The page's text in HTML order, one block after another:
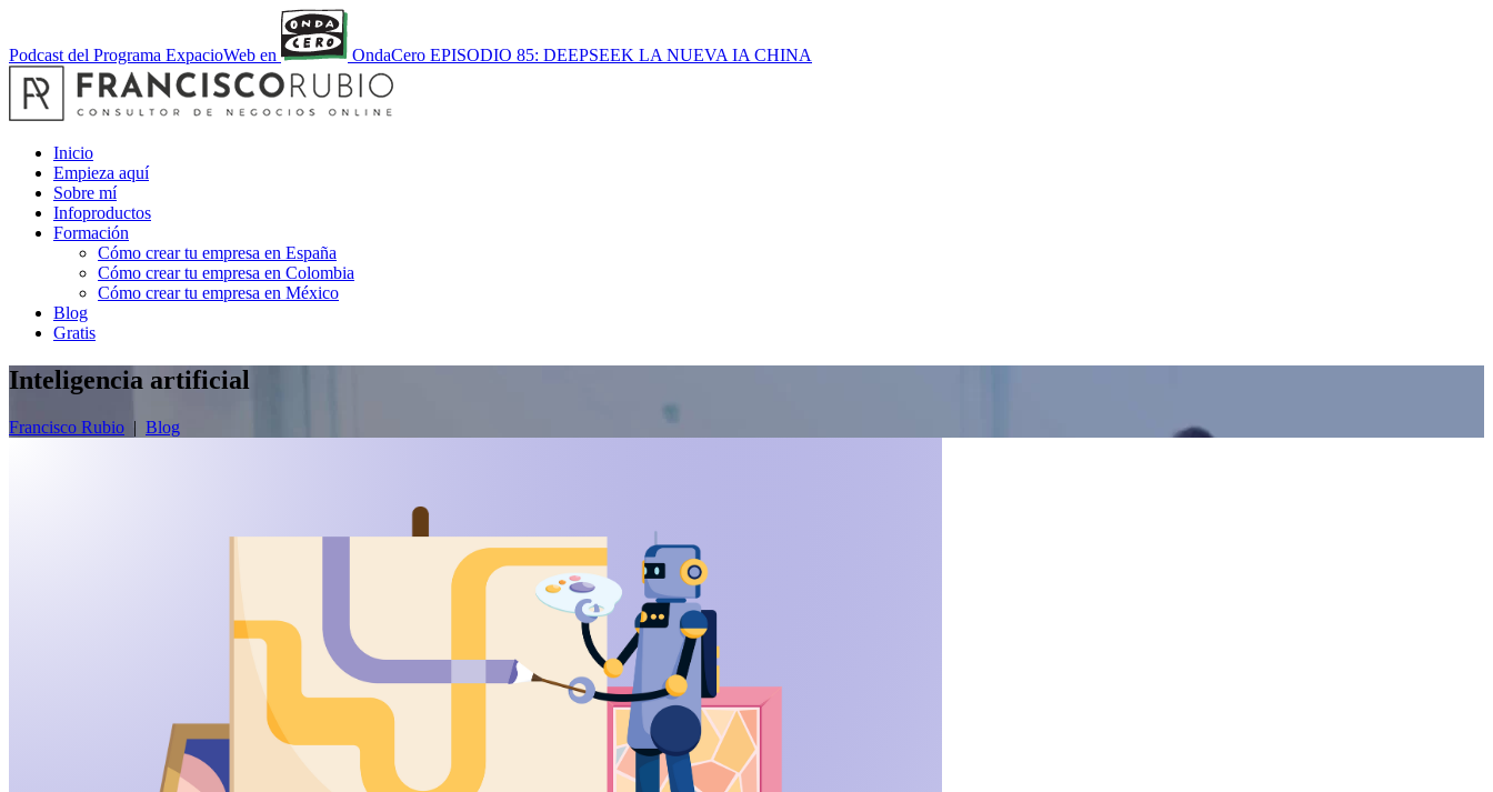
Podcast del Programa ExpacioWeb en OndaCero EPISODIO 85: DEEPSEEK LA NUEVA IA CHINA
Inicio
Empieza aquí
Sobre mí
Infoproductos
Formación
Cómo crear tu empresa en España
Cómo crear tu empresa en Colombia
Cómo crear tu empresa en México
Blog
Gratis
Inteligencia artificial
Francisco Rubio | Blog